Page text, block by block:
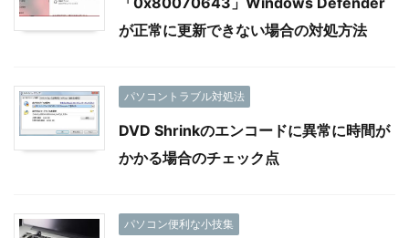
が正常に更新できない場合の対処方法
パソコントラブル対処法
DVD Shrinkのエンコードに異常に時間が
かかる場合のチェック点
パソコン便利な小技集